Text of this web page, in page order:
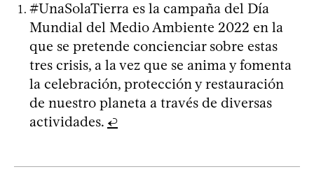
#UnaSolaTierra es la campaña del Día
Mundial del Medio Ambiente 2022 en la
que se pretende concienciar sobre estas
tres crisis, a la vez que se anima y fomenta
la celebración, protección y restauración
de nuestro planeta a través de diversas
actividades. ↩